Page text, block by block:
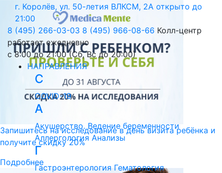
Запишитесь на исследование в день визита ребёнка и
получите скидку 20%
Подробнее
г. Королёв, ул. 50-летия ВЛКСМ, 2А открыто до
21:00
8 (495) 266-03-03 8 (495) 966-08-66 Колл-центр
работает ежедневно
с 8:00 до 21:00 (Сб, Вс до 20:00)
НАПРАВЛЕНИЯ
C
COVID-19
А
Акушерство. Ведение беременности
Аллергология Анализы
Г
Гастроэнтерология Гематология